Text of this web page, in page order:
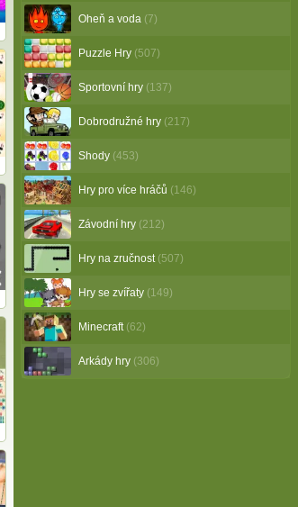
Oheň a voda (7)
Puzzle Hry (507)
Sportovní hry (137)
Dobrodružné hry (217)
Shody (453)
Hry pro více hráčů (146)
Závodní hry (212)
Hry na zručnost (507)
Hry se zvířaty (149)
Minecraft (62)
Arkády hry (306)